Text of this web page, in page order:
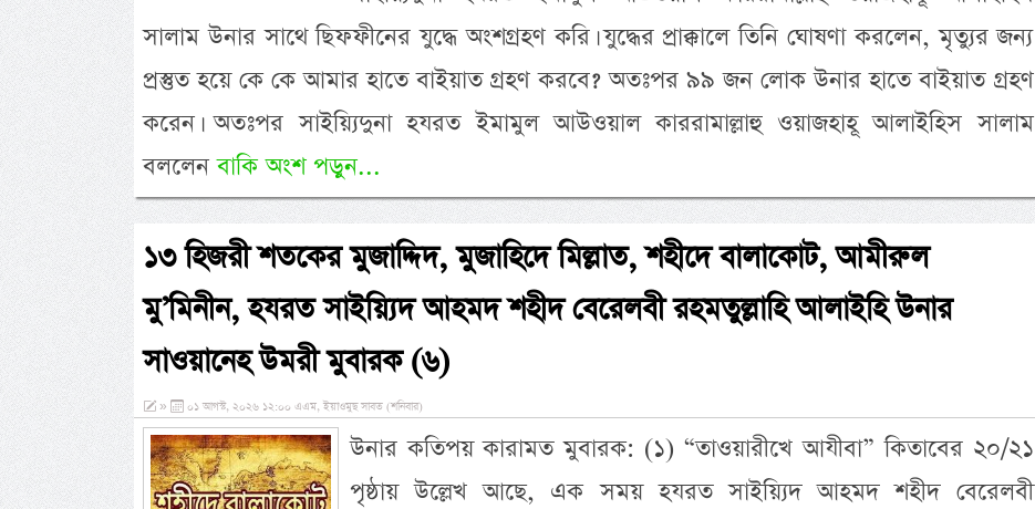
সালাম উনার সাথে ছিফফীনের যুদ্ধে অংশগ্রহণ করি। যুদ্ধের প্রাক্কালে তিনি ঘোষণা করলেন, মৃত্যুর জন্য
প্রস্তুত হয়ে কে কে আমার হাতে বাইয়াত গ্রহণ করবে? অতঃপর ৯৯ জন লোক উনার হাতে বাইয়াত গ্রহণ
করেন। অতঃপর সাইয়্যিদুনা হযরত ইমামুল আউওয়াল কাররামাল্লাহু ওয়াজহাহূ আলাইহিস সালাম
বললেনবাকি অংশ পড়ুন...
১৩ হিজরী শতকের মুজাদ্দিদ, মুজাহিদে মিল্লাত, শহীদে বালাকোট, আমীরুল
মু’মিনীন, হযরত সাইয়্যিদ আহমদ শহীদ বেরেলবী রহমতুল্লাহি আলাইহি উনার
সাওয়ানেহ উমরী মুবারক (৬)
» ০১ আগস্ট, ২০২৬ ১২:০০ এএম, ইয়াওমুছ সাবত (শনিবার)
উনার কতিপয় কারামত মুবারক: (১) “তাওয়ারীখে আযীবা” কিতাবের ২০/২১
পৃষ্ঠায় উল্লেখ আছে, এক সময় হযরত সাইয়্যিদ আহমদ শহীদ বেরেলবী